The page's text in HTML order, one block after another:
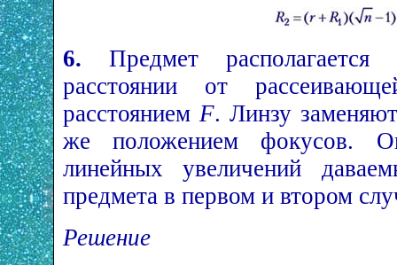
6. Предмет
расстоянии от
расстояниемF. Линзу
же положением фокусов.
линейных увеличений
предмета в первом и втором
Решение